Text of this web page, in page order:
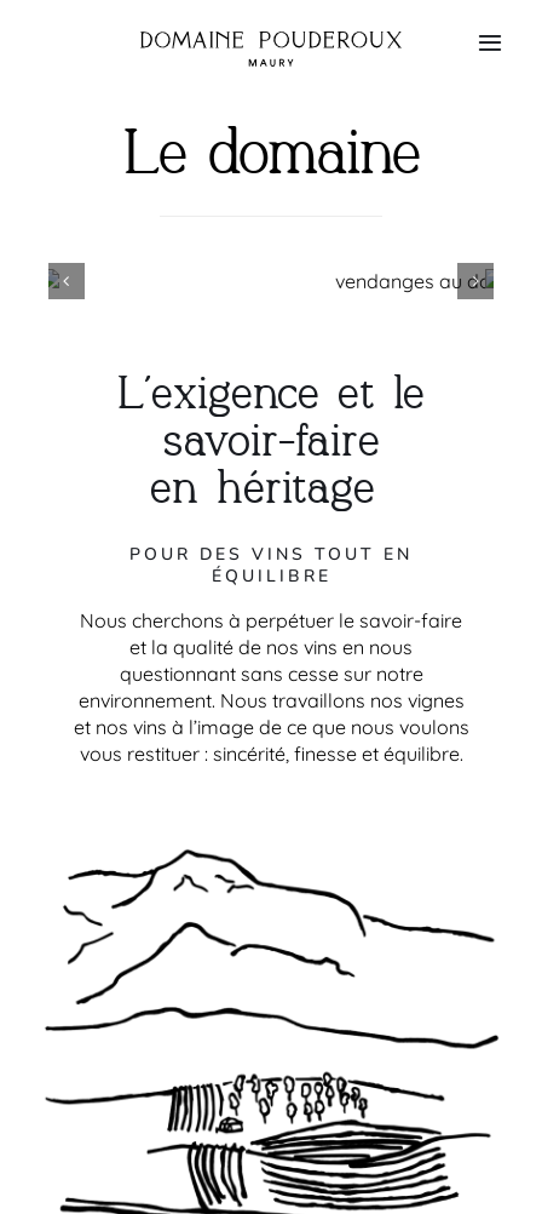
Actualités
Contact
Le domaine
L’exigence et le
savoir-faire
en héritage
POUR DES VINS TOUT EN
ÉQUILIBRE
Nous cherchons à perpétuer le savoir-faire
et la qualité de nos vins en nous
questionnant sans cesse sur notre
environnement. Nous travaillons nos vignes
et nos vins à l’image de ce que nous voulons
vous restituer : sincérité, finesse et équilibre.